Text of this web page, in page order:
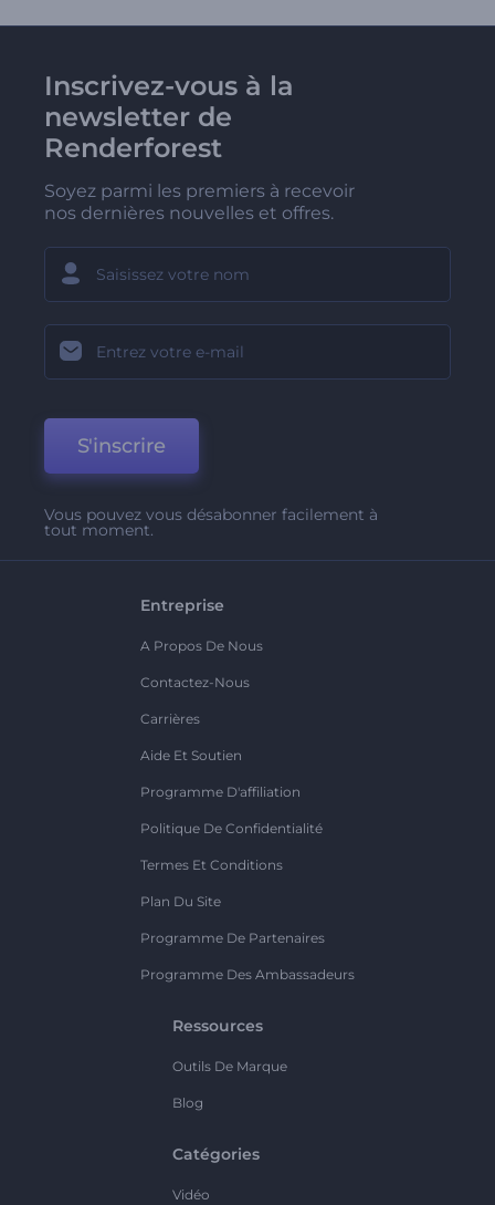
Inscrivez-vous à la
newsletter de
Renderforest
Soyez parmi les premiers à recevoir
nos dernières nouvelles et offres.
S'inscrire
Vous pouvez vous désabonner facilement à
tout moment.
Entreprise
A Propos De Nous
Contactez-Nous
Carrières
Aide Et Soutien
Programme D'affiliation
Politique De Confidentialité
Termes Et Conditions
Plan Du Site
Programme De Partenaires
Programme Des Ambassadeurs
Ressources
Outils De Marque
Blog
Catégories
Vidéo